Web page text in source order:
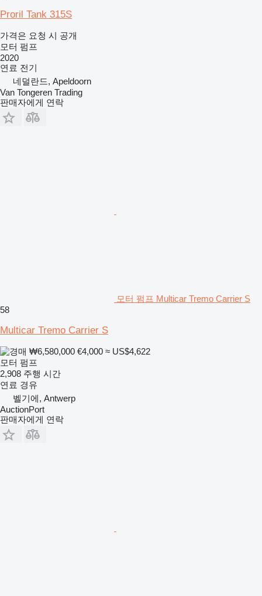
Proril Tank 315S
가격은 요청 시 공개
모터 펌프
2020
연료 전기
네덜란드, Apeldoorn
Van Tongeren Trading
판매자에게 연락
모터 펌프 Multicar Tremo Carrier S
58
Multicar Tremo Carrier S
₩6,580,000 €4,000 ≈ US$4,622
모터 펌프
2,908 주행 시간
연료 경유
벨기에, Antwerp
AuctionPort
판매자에게 연락